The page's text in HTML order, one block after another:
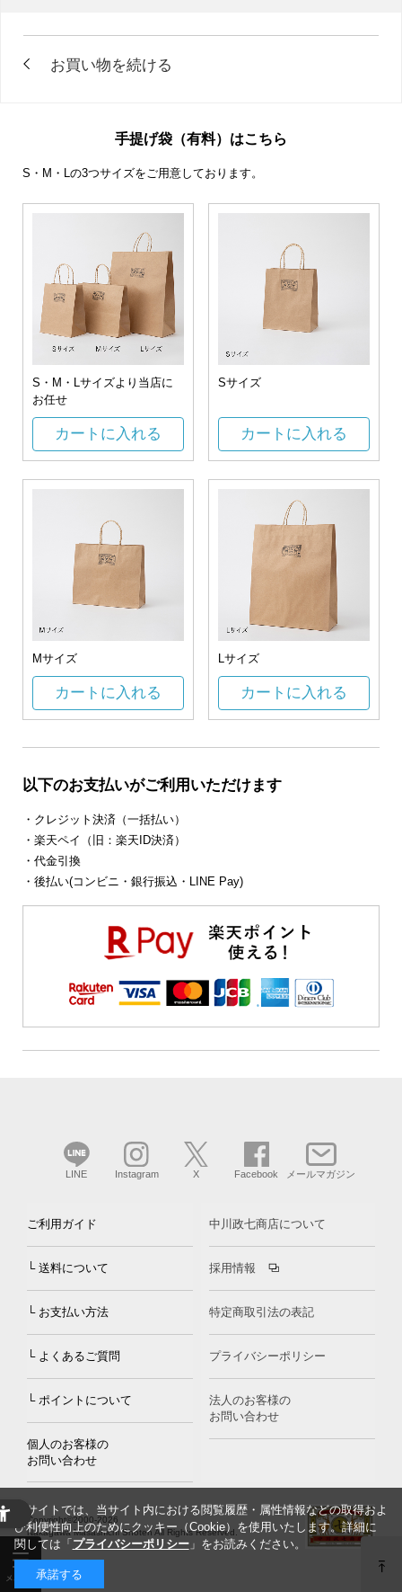
手提げ袋（有料）はこちら
S・M・Lの3つサイズをご用意しております。
S・M・Lサイズより当店に
お任せ
カートに入れる
Sサイズ
カートに入れる
Mサイズ
カートに入れる
Lサイズ
カートに入れる
以下のお支払いがご利用いただけます
・クレジット決済（一括払い）
・楽天ペイ（旧：楽天ID決済）
・代金引換
・後払い(コンビニ・銀行振込・LINE Pay)
LINE Instagram X Facebook メールマガジン
ご利用ガイド
└ 送料について
└ お支払い方法
└ よくあるご質問
└ ポイントについて
個人のお客様の
お問い合わせ
中川政七商店について
採用情報
特定商取引法の表記
プライバシーポリシー
法人のお客様の
お問い合わせ
Copyright©2000-2026
Nakagawa Masashichi Shoten All Rights Reserved.
当サイトでは、当サイト内における閲覧履歴・属性情報などの取得およ
び利便性向上のためにクッキー（Cookie）を使用いたします。詳細に
関しては「 プライバシーポリシー」をお読みください。
承諾する